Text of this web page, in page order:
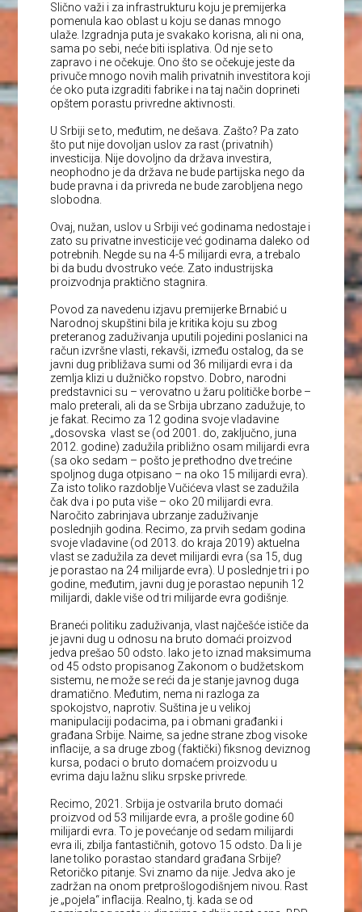
Slično važi i za infrastrukturu koju je premijerka
pomenula kao oblast u koju se danas mnogo
ulaže. Izgradnja puta je svakako korisna, ali ni ona,
sama po sebi, neće biti isplativa. Od nje se to
zapravo i ne očekuje. Ono što se očekuje jeste da
privuče mnogo novih malih privatnih investitora koji
će oko puta izgraditi fabrike i na taj način doprineti
opštem porastu privredne aktivnosti.
U Srbiji se to, međutim, ne dešava. Zašto? Pa zato
što put nije dovoljan uslov za rast (privatnih)
investicija. Nije dovoljno da država investira,
neophodno je da država ne bude partijska nego da
bude pravna i da privreda ne bude zarobljena nego
slobodna.
Ovaj, nužan, uslov u Srbiji već godinama nedostaje i
zato su privatne investicije već godinama daleko od
potrebnih. Negde su na 4-5 milijardi evra, a trebalo
bi da budu dvostruko veće. Zato industrijska
proizvodnja praktično stagnira.
Povod za navedenu izjavu premijerke Brnabić u
Narodnoj skupštini bila je kritika koju su zbog
preteranog zaduživanja uputili pojedini poslanici na
račun izvršne vlasti, rekavši, između ostalog, da se
javni dug približava sumi od 36 milijardi evra i da
zemlja klizi u dužničko ropstvo. Dobro, narodni
predstavnici su – verovatno u žaru političke borbe –
malo preterali, ali da se Srbija ubrzano zadužuje, to
je fakat. Recimo za 12 godina svoje vladavine
„dosovska vlast se (od 2001. do, zaključno, juna
2012. godine) zadužila približno osam milijardi evra
(sa oko sedam – pošto je prethodno dve trećine
spoljnog duga otpisano – na oko 15 milijardi evra).
Za isto toliko razdoblje Vučićeva vlast se zadužila
čak dva i po puta više – oko 20 milijardi evra.
Naročito zabrinjava ubrzanje zaduživanje
poslednjih godina. Recimo, za prvih sedam godina
svoje vladavine (od 2013. do kraja 2019) aktuelna
vlast se zadužila za devet milijardi evra (sa 15, dug
je porastao na 24 milijarde evra). U poslednje tri i po
godine, međutim, javni dug je porastao nepunih 12
milijardi, dakle više od tri milijarde evra godišnje.
Braneći politiku zaduživanja, vlast najčešće ističe da
je javni dug u odnosu na bruto domaći proizvod
jedva prešao 50 odsto. Iako je to iznad maksimuma
od 45 odsto propisanog Zakonom o budžetskom
sistemu, ne može se reći da je stanje javnog duga
dramatično. Međutim, nema ni razloga za
spokojstvo, naprotiv. Suština je u velikoj
manipulaciji podacima, pa i obmani građanki i
građana Srbije. Naime, sa jedne strane zbog visoke
inflacije, a sa druge zbog (faktički) fiksnog deviznog
kursa, podaci o bruto domaćem proizvodu u
evrima daju lažnu sliku srpske privrede.
Recimo, 2021. Srbija je ostvarila bruto domaći
proizvod od 53 milijarde evra, a prošle godine 60
milijardi evra. To je povećanje od sedam milijardi
evra ili, zbilja fantastičnih, gotovo 15 odsto. Da li je
lane toliko porastao standard građana Srbije?
Retoričko pitanje. Svi znamo da nije. Jedva ako je
zadržan na onom pretprošlogodišnjem nivou. Rast
je „pojela“ inflacija. Realno, tj. kada se od